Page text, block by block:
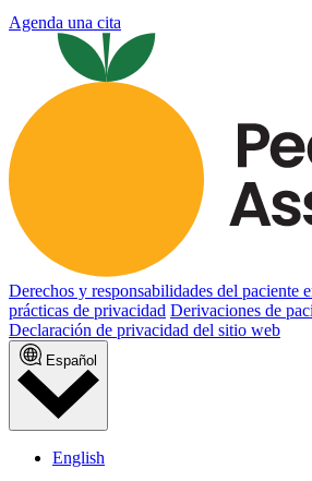
Agenda una cita
Derechos y responsabilidades del paciente
prácticas de privacidad Derivaciones de
Declaración de privacidad del sitio web
No vender ni compartir mi información
Español